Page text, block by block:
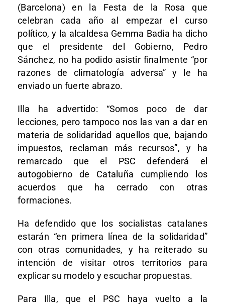
(Barcelona) en la Festa de la Rosa que
celebran cada año al empezar el curso
político, y la alcaldesa Gemma Badia ha dicho
que el presidente del Gobierno, Pedro
Sánchez, no ha podido asistir finalmente “por
razones de climatología adversa” y le ha
enviado un fuerte abrazo.
Illa ha advertido: “Somos poco de dar
lecciones, pero tampoco nos las van a dar en
materia de solidaridad aquellos que, bajando
impuestos, reclaman más recursos”, y ha
remarcado que el PSC defenderá el
autogobierno de Cataluña cumpliendo los
acuerdos que ha cerrado con otras
formaciones.
Ha defendido que los socialistas catalanes
estarán “en primera línea de la solidaridad”
con otras comunidades, y ha reiterado su
intención de visitar otros territorios para
explicar su modelo y escuchar propuestas.
Para Illa, que el PSC haya vuelto a la